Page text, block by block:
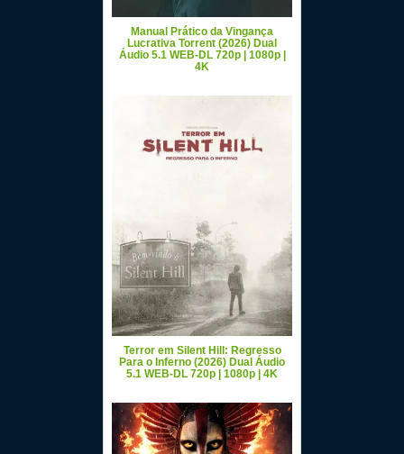
Manual Prático da Vingança
Lucrativa Torrent (2026) Dual
Áudio 5.1 WEB-DL 720p | 1080p |
4K
Terror em Silent Hill: Regresso
Para o Inferno (2026) Dual Áudio
5.1 WEB-DL 720p | 1080p | 4K